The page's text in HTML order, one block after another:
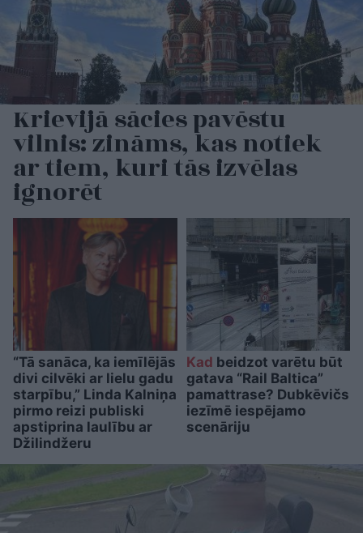
Krievijā sācies pavēstu
vilnis: zināms, kas notiek
ar tiem, kuri tās izvēlas
ignorēt
“Tā sanāca, ka iemīlējās
divi cilvēki ar lielu gadu
starpību,” Linda Kalniņa
pirmo reizi publiski
apstiprina laulību ar
Džilindžeru
Kad beidzot varētu būt
gatava “Rail Baltica”
pamattrase? Dubkēvičs
iezīmē iespējamo
scenāriju